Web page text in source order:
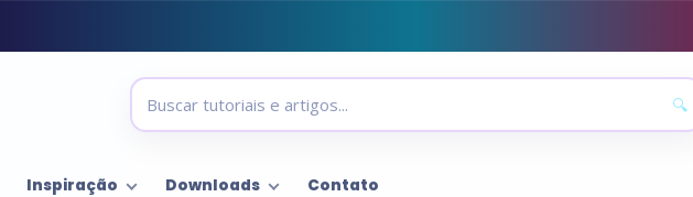
🔍
Inspiração Downloads Contato